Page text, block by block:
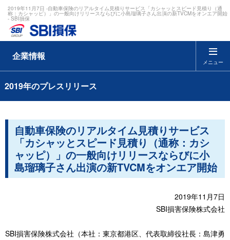
2019年11月7日 -自動車保険のリアルタイム見積りサービス「カシャッとスピード見積り（通
称：カシャッピ）」の一般向けリリースならびに小島瑠璃子さん出演の新TVCMをオンエア開始
- SBI損保
メニュー
企業情報
2019年のプレスリリース
自動車保険のリアルタイム見積りサービス
「カシャッとスピード見積り（通称：カシ
ャッピ）」の一般向けリリースならびに小
島瑠璃子さん出演の新TVCMをオンエア開始
2019年11月7日
SBI損害保険株式会社
SBI損害保険株式会社（本社：東京都港区、代表取締役社長：島津勇